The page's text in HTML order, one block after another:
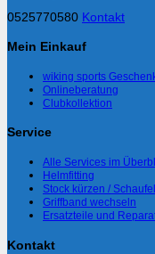
0525770580 Kontakt
Mein Einkauf
wiking sports
Onlineberatung
Clubkollektion
Service
Alle Services im
Helmfitting
Stock kürzen /
Griffband wechseln
Ersatzteile und
Kontakt